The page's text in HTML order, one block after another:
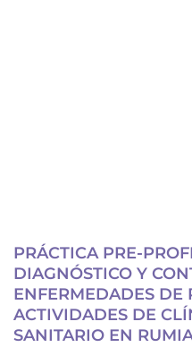
PRÁCTICA PRE-
DIAGNÓSTICO Y
ENFERMEDADES DE
ACTIVIDADES DE
SANITARIO EN